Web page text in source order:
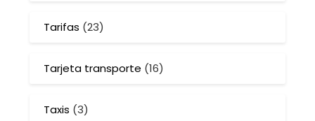
Tarifas (23)
Tarjeta transporte (16)
Taxis (3)